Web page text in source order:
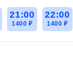
21:00
1400 ₽
22:00
1400 ₽